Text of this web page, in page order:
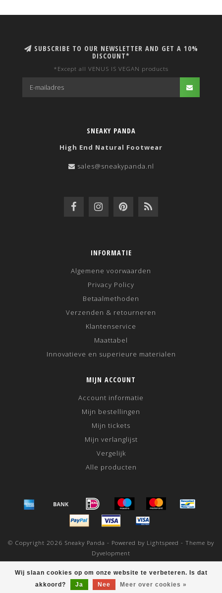
Wij slaan cookies op om onze website te verbeteren. Is dat
akkoord?
Ja Nee Meer over cookies »
SUBSCRIBE TO OUR NEWSLETTER AND GET A 10%
DISCOUNT*
*Except all VENUS IS VEGAN products
SNEAKY PANDA
High End Natural Footwear
sales@sneakypanda.nl
INFORMATIE
Algemene voorwaarden
Privacy Policy
Betaalmethoden
Verzenden & retourneren
Klantenservice
Maattabel
Innovatieve en superieure materialen
MIJN ACCOUNT
Account informatie
Mijn bestellingen
Mijn tickets
Mijn verlanglijst
Vergelijk
Alle producten
© Copyright 2026 Sneaky Panda - Powered by Lightspeed - Theme by
Dyvelopment
scores a klantbeoordelingen at